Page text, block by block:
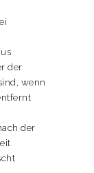
der
wenn
der